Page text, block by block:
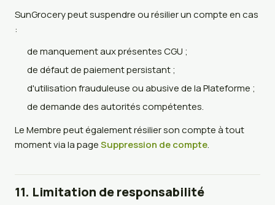
SunGrocery peut suspendre ou résilier un compte en cas
:
de manquement aux présentes CGU ;
de défaut de paiement persistant ;
d'utilisation frauduleuse ou abusive de la Plateforme ;
de demande des autorités compétentes.
Le Membre peut également résilier son compte à tout
moment via la pageSuppression de compte.
11. Limitation de responsabilité